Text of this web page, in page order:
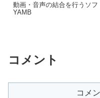
動画・音声の結合を行うソフ
YAMB
コメント
コメ